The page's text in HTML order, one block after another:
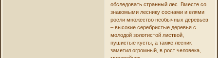
обследовать странный лес. Вместе со
знакомыми леснику соснами и елями
росли множество необычных деревьев
– высокие серебристые деревья с
молодой золотистой листвой,
пушистые кусты, а также лесник
заметил огромный, в рост человека,